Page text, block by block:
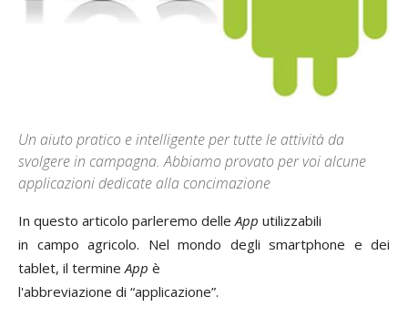
Un aiuto pratico e intelligente per tutte le attività da
svolgere in campagna. Abbiamo provato per voi alcune
applicazioni dedicate alla concimazione
In questo articolo parleremo delleApp utilizzabili
in campo agricolo. Nel mondo degli smartphone e dei
tablet, il termineApp è
l'abbreviazione di “applicazione”.